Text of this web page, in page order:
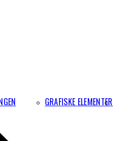
GRAFISKE ELEMENTER